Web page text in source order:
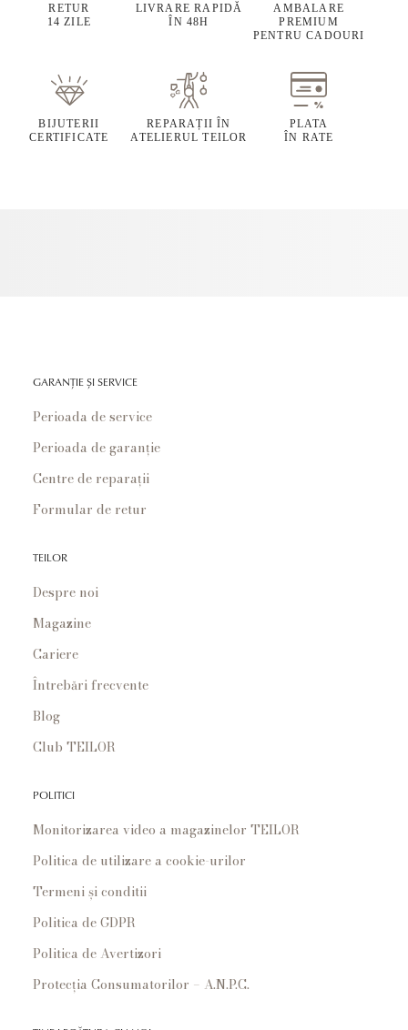
RETUR
14 ZILE
LIVRARE RAPIDĂ
ÎN 48H
AMBALARE
PREMIUM
PENTRU CADOURI
BIJUTERII
CERTIFICATE
REPARAȚII ÎN
ATELIERUL TEILOR
PLATA
ÎN RATE
GARANȚIE ȘI SERVICE
Perioada de service
Perioada de garanție
Centre de reparații
Formular de retur
TEILOR
Despre noi
Magazine
Cariere
Întrebări frecvente
Blog
Club TEILOR
POLITICI
Monitorizarea video a magazinelor TEILOR
Politica de utilizare a cookie-urilor
Termeni și conditii
Politica de GDPR
Politica de Avertizori
Protecția Consumatorilor – A.N.P.C.